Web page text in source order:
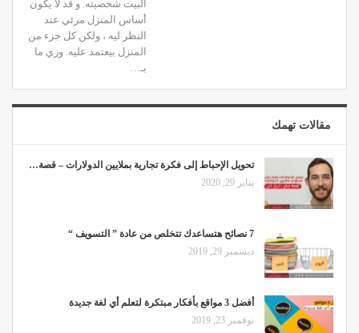
البيت شخصيته. و قد لا يكون
أساس المنزل مرئي عند
النظر ليه ، ولكن كل جزء من
المنزل بيعتمد عليه. وزي ما
بـ…
مقالات تهمك
تحويل الإحباط إلى فكرة تجارية بملايين الدولارات – قصة…
يناير 29, 2020
7 نصائح هتساعدك تتخلص من عادة ” التسويف “
ديسمبر 29, 2019
أفضل 3 مواقع بأفكار مبتكرة لتعلم أي لغة جديدة
نوفمبر 23, 2019